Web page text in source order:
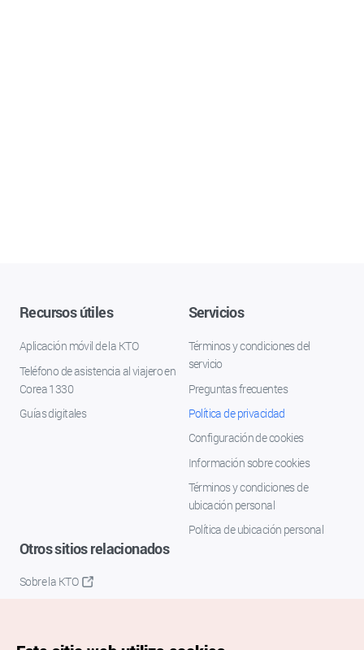
Recursos útiles
Aplicación móvil de la KTO
Teléfono de asistencia al viajero en
Corea 1330
Guías digitales
Servicios
Términos y condiciones del
servicio
Preguntas frecuentes
Política de privacidad
Configuración de cookies
Información sobre cookies
Términos y condiciones de
ubicación personal
Política de ubicación personal
Otros sitios relacionados
Sobre la KTO